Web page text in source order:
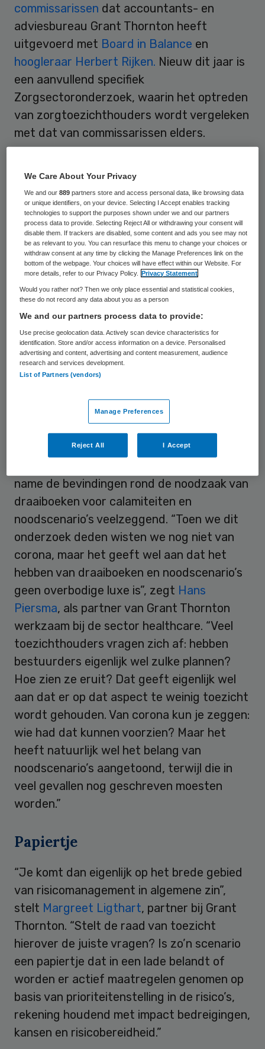
commissarissen dat accountants- en
adviesbureau Grant Thornton heeft
uitgevoerd met Board in Balance en
hoogleraar Herbert Rijken. Nieuw dit jaar is
een aanvullend specifiek
Zorgsectoronderzoek, waarin het optreden
van zorgtoezichthouders wordt vergeleken
met dat van commissarissen elders.
Verbeterpunten
Opvallend punt is dat toezichthouders in de
zorg vinden dat hun werkzaamheden op tal
van punten beter kunnen. Gevraagd naar
de meest urgente verbeterpunten, dan
noemt 94 procent het verslag van de raad
van commissarissen, 92 procent een
fusie of samenwerking. Ook agendavoering
(80 procent) en de werkgeversrol (78
procent) zijn veel genoemde
verbeterpunten.
Geen overbodige luxe
name de bevindingen rond de noodzaak van
draaiboeken voor calamiteiten en
noodscenario’s veelzeggend. “Toen we dit
onderzoek deden wisten we nog niet van
corona, maar het geeft wel aan dat het
hebben van draaiboeken en noodscenario’s
geen overbodige luxe is”, zegt Hans
Piersma, als partner van Grant Thornton
werkzaam bij de sector healthcare. “Veel
toezichthouders vragen zich af: hebben
bestuurders eigenlijk wel zulke plannen?
Hoe zien ze eruit? Dat geeft eigenlijk wel
aan dat er op dat aspect te weinig toezicht
wordt gehouden. Van corona kun je zeggen:
wie had dat kunnen voorzien? Maar het
heeft natuurlijk wel het belang van
noodscenario’s aangetoond, terwijl die in
veel gevallen nog geschreven moesten
worden.”
Papiertje
“Je komt dan eigenlijk op het brede gebied
van risicomanagement in algemene zin”,
stelt Margreet Ligthart, partner bij Grant
Thornton. “Stelt de raad van toezicht
hierover de juiste vragen? Is zo’n scenario
een papiertje dat in een lade belandt of
worden er actief maatregelen genomen op
basis van prioriteitenstelling in de risico’s,
rekening houdend met impact bedreigingen,
kansen en risicobereidheid.”
We Care About Your Privacy
We and our889 partners store and access personal data, like browsing data
or unique identifiers, on your device. Selecting I Accept enables tracking
technologies to support the purposes shown under we and our partners
process data to provide. Selecting Reject All or withdrawing your consent will
disable them. If trackers are disabled, some content and ads you see may not
be as relevant to you. You can resurface this menu to change your choices or
withdraw consent at any time by clicking the Manage Preferences link on the
bottom of the webpage. Your choices will have effect within our Website. For
more details, refer to our Privacy Policy.
Privacy Statement
Would you rather not? Then we only place essential and statistical cookies,
these do not record any data about you as a person
We and our partners process data to provide:
Use precise geolocation data. Actively scan device characteristics for
identification. Store and/or access information on a device. Personalised
advertising and content, advertising and content measurement, audience
research and services development.
List of Partners (vendors)
Manage Preferences
Reject All I Accept